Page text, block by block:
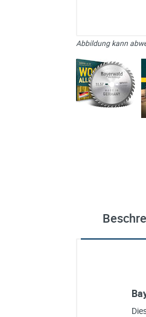
Abbildung kann